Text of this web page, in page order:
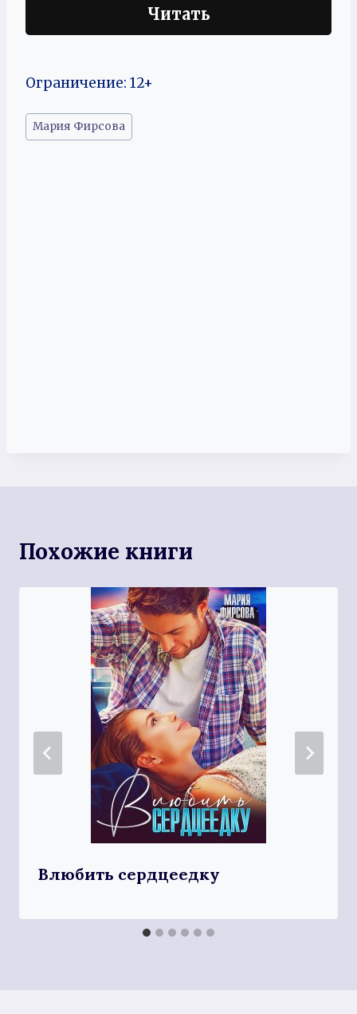
Читать
Ограничение: 12+
Метки
записи:
Мария Фирсова
Похожие книги
Влюбить сердцеедку